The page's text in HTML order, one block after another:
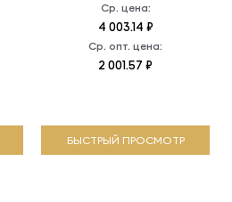
Ср. цена:
4 003.14 ₽
Ср. опт. цена:
2 001.57 ₽
БЫСТРЫЙ ПРОСМОТР